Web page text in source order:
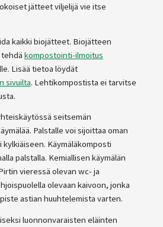
jätteet viljelijä vie itse
kaikki biojätteet. Biojätteen
kompostointi-ilmoitus
Lisää tietoa löydät
sivuilta. Lehtikompostista ei tarvitse
seitsemän
Palstalle voi sijoittaa oman
Käymäläkomposti
palstalla. Kemiallisen käymälän
vieressä olevan wc- ja
olevaan kaivoon, jonka
astian huuhtelemista varten.
luonnonvaraisten eläinten